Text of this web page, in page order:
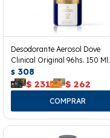
Desodorante Aerosol Dove
Clinical Original 96hs. 150 Ml.
$ 308
$ 231 $ 262